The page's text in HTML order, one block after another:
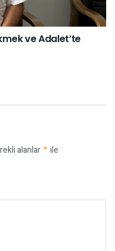
ve Adalet’te
alanlar * ile